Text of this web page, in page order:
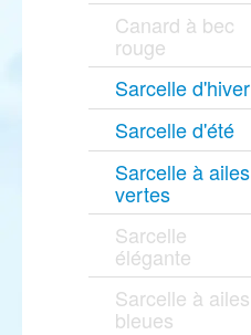
Canard à bec
rouge
Sarcelle d'hiver
Sarcelle d'été
Sarcelle à ailes
vertes
Sarcelle
élégante
Sarcelle à ailes
bleues